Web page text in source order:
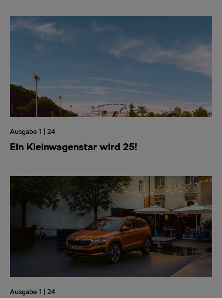
Ausgabe 1 | 24
Ein Kleinwagenstar wird 25!
Ausgabe 1 | 24